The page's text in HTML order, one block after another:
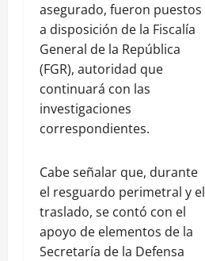
asegurado, fueron puestos
a disposición de la Fiscalía
General de la República
(FGR), autoridad que
continuará con las
investigaciones
correspondientes.
Cabe señalar que, durante
el resguardo perimetral y el
traslado, se contó con el
apoyo de elementos de la
Secretaría de la Defensa